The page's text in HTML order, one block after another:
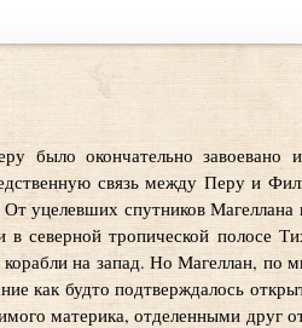
было окончательно завоевано
связь между Перу и
От уцелевших спутников Магеллана
в северной тропической полосе
на запад. Но Магеллан, по
как будто подтверждалось
материка, отделенными друг